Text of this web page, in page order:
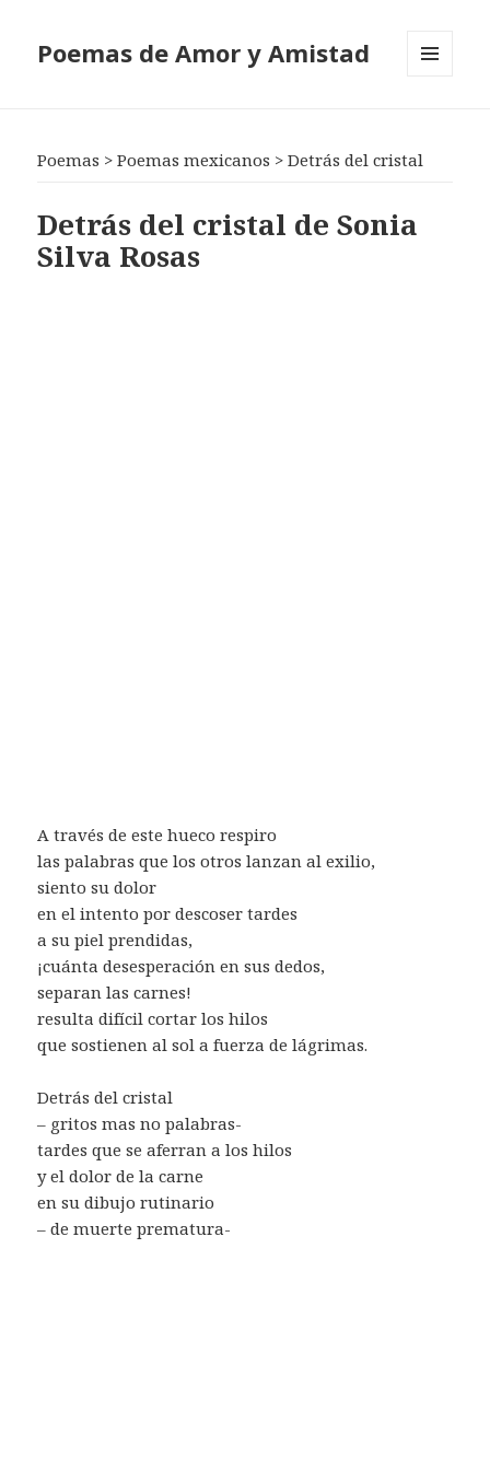
Poemas de Amor y Amistad
Poemas >Poemas mexicanos >Detrás del cristal
Detrás del cristal de Sonia
Silva Rosas
A través de este hueco respiro
las palabras que los otros lanzan al exilio,
siento su dolor
en el intento por descoser tardes
a su piel prendidas,
¡cuánta desesperación en sus dedos,
separan las carnes!
resulta difícil cortar los hilos
que sostienen al sol a fuerza de lágrimas.
Detrás del cristal
– gritos mas no palabras-
tardes que se aferran a los hilos
y el dolor de la carne
en su dibujo rutinario
– de muerte prematura-